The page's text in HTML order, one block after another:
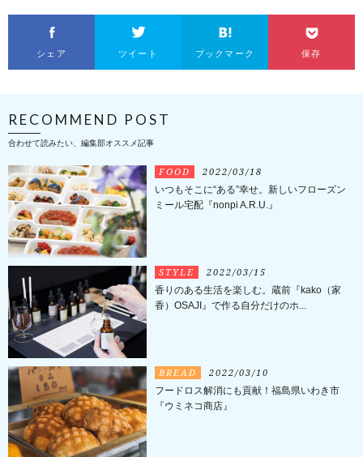
シェア ツイート ブックマーク 保存
RECOMMEND POST
合わせて読みたい、編集部オススメ記事
FOOD 2022/03/18
いつもそこに“ある”幸せ。新しいフローズン
ミール宅配『nonpi A.R.U.』
STYLE 2022/03/15
香りのある生活を楽しむ。蔵前『kako（家
香）OSAJI』で作る自分だけのホ...
BREAD 2022/03/10
フードロス解消にも貢献！福島県いわき市
『ウミネコ商店』